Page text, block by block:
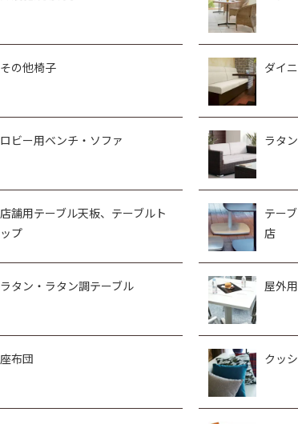
その他椅子 ダイ
ロビー用ベンチ・ソファ ラタ
店舗用テーブル天板、テーブルト
ップ
テー
店
ラタン・ラタン調テーブル 屋外
座布団 クッ